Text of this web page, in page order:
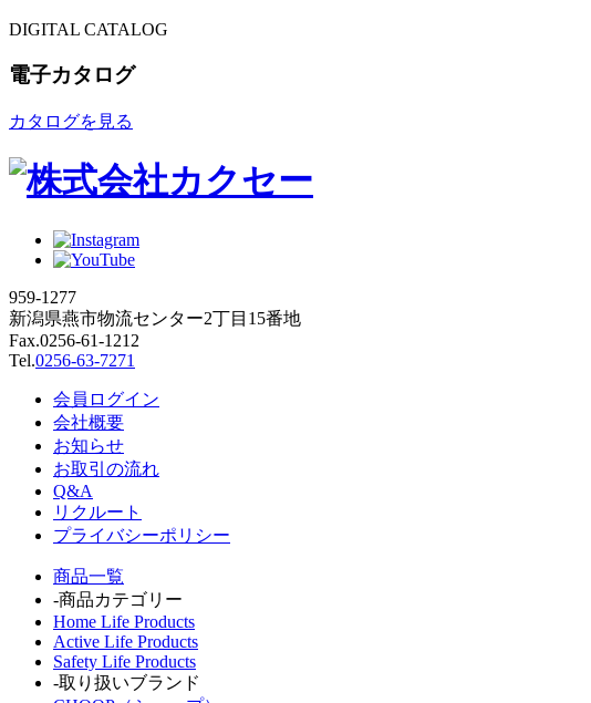
DIGITAL CATALOG
電子カタログ
カタログを見る
959-1277
新潟県燕市物流センター2丁目15番地
Fax.0256-61-1212
Tel.0256-63-7271
会員ログイン
会社概要
お知らせ
お取引の流れ
Q&A
リクルート
プライバシーポリシー
商品一覧
-商品カテゴリー
Home Life Products
Active Life Products
Safety Life Products
-取り扱いブランド